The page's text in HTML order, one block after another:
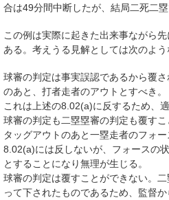
合は49分間中断したが、結局二死二塁
この例は実際に起きた出来事ながら
ある。考えうる見解としては次のよう
球審の判定は事実誤認であるから覆
のあと、打者走者のアウトとすべき。
これは上述の8.02(a)に反するため、適
球審の判定も二塁塁審の判定も覆す
タッグアウトのあと一塁走者のフォー
8.02(a)には反しないが、フォースの
とすることになり無理が生じる。
球審の判定は覆すことができない。
って下されたものであるため、監督